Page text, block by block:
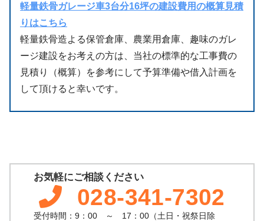
軽量鉄骨ガレージ車3台分16坪の建設費用の概算見積
りはこちら
軽量鉄骨造よる保管倉庫、農業用倉庫、趣味のガレ
ージ建設をお考えの方は、当社の標準的な工事費の
見積り（概算）を参考にして予算準備や借入計画を
して頂けると幸いです。
お気軽にご相談ください
028-341-7302
受付時間：9：00 ～ 17：00（土日・祝祭日除